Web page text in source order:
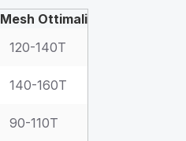
Mesh Ottimali
120-140T
140-160T
90-110T